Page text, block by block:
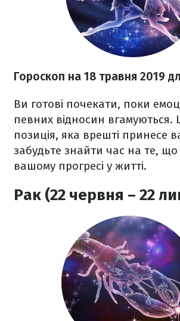
Гороскоп на 18 травня 2019
Ви готові почекати, поки
певних відносин вгамуються.
позиція, яка врешті принесе
забудьте знайти час на те,
вашому прогресі у житті.
Рак (22 червня – 22